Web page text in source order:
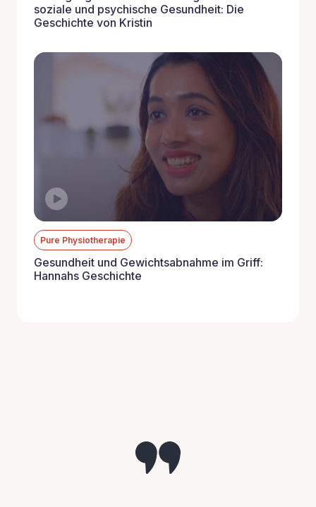
soziale und psychische Gesundheit: Die
Geschichte von Kristin
Pure Physiotherapie
Gesundheit und Gewichtsabnahme im Griff:
Hannahs Geschichte